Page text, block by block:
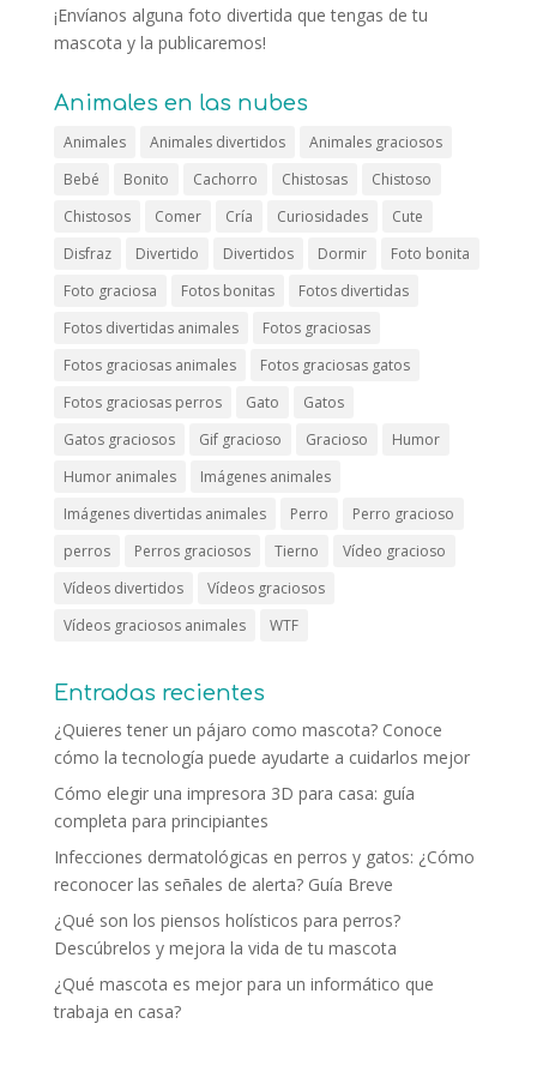
¡Envíanos alguna foto divertida que tengas de tu
mascota y la publicaremos!
Animales en las nubes
Animales Animales divertidos
Animales graciosos
Bebé
Bonito Cachorro Chistosas
Chistoso
Chistosos
Comer Cría Curiosidades
Cute
Disfraz
Divertido Divertidos Dormir
Foto bonita
Foto graciosa
Fotos bonitas
Fotos divertidas
Fotos divertidas animales
Fotos graciosas
Fotos graciosas animales
Fotos graciosas gatos
Fotos graciosas perros
Gato
Gatos
Gatos graciosos
Gif gracioso Gracioso
Humor
Humor animales
Imágenes animales
Imágenes divertidas animales
Perro
Perro gracioso
perros
Perros graciosos Tierno
Vídeo gracioso
Vídeos divertidos
Vídeos graciosos
Vídeos graciosos animales
WTF
Entradas recientes
¿Quieres tener un pájaro como mascota? Conoce
cómo la tecnología puede ayudarte a cuidarlos mejor
Cómo elegir una impresora 3D para casa: guía
completa para principiantes
Infecciones dermatológicas en perros y gatos: ¿Cómo
reconocer las señales de alerta? Guía Breve
¿Qué son los piensos holísticos para perros?
Descúbrelos y mejora la vida de tu mascota
¿Qué mascota es mejor para un informático que
trabaja en casa?